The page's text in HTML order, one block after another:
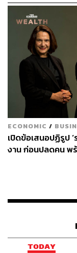
ปี 2547 – ปั
ซัพพลาย
สามารถติ
ผ่านแอปพลิเคชัน
TAGS: ผู้บริหาร
Insider
ตลาดหลักทรั
เถ้าแก่น้อย
ราคาถูกที่ทะลักจน
ECONOMIC /
เปิดข้อเสนอปฏิรูป
งาน ก่อนปลดคน พ
TODAY